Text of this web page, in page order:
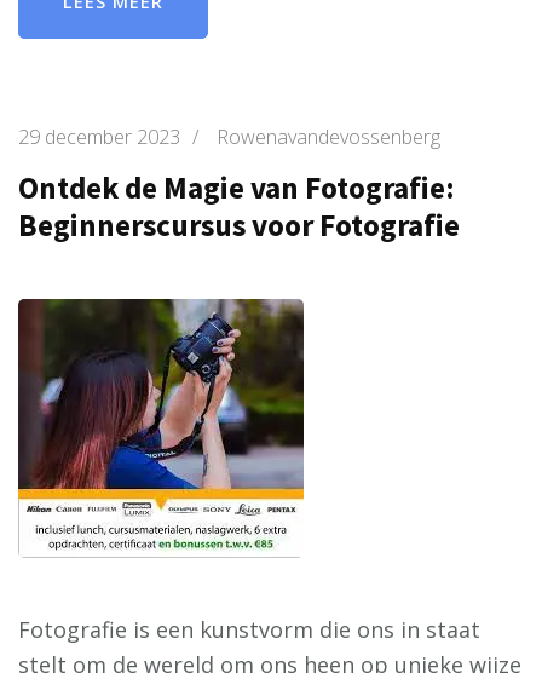
29 december 2023 / Rowenavandevossenberg
Ontdek de Magie van Fotografie:
Beginnerscursus voor Fotografie
Fotografie is een kunstvorm die ons in staat
stelt om de wereld om ons heen op unieke wijze